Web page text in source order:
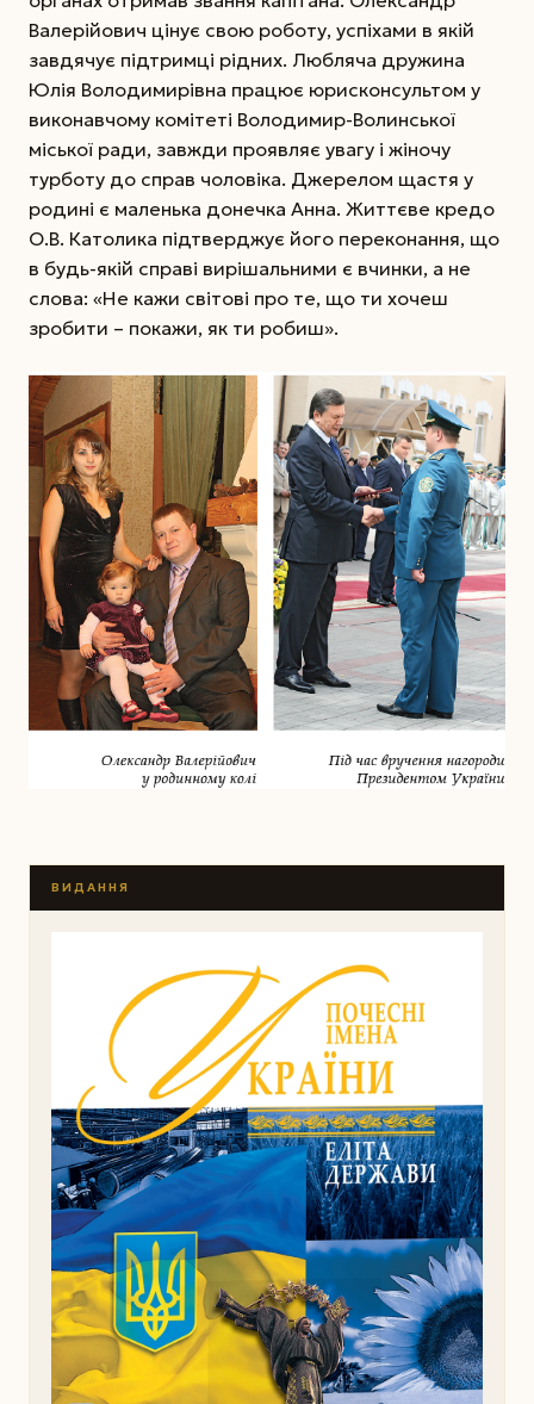
Валерійович цінує свою роботу, успіхами в якій
завдячує підтримці рідних. Любляча дружина
Юлія Володимирівна працює юрисконсультом у
виконавчому комітеті Володимир-Волинської
міської ради, завжди проявляє увагу і жіночу
турботу до справ чоловіка. Джерелом щастя у
родині є маленька донечка Анна. Життєве кредо
О.В. Католика підтверджує його переконання, що
в будь-якій справі вирішальними є вчинки, а не
слова: «Не кажи світові про те, що ти хочеш
зробити – покажи, як ти робиш».
ВИДАННЯ